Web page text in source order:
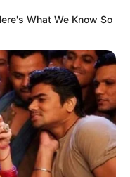
What We Know So